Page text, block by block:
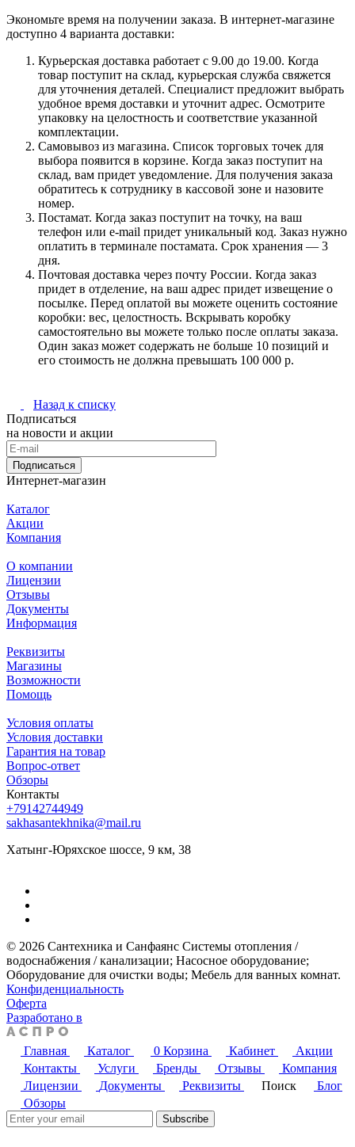
Экономьте время на получении заказа. В интернет-магазине
доступно 4 варианта доставки:
Курьерская доставка работает с 9.00 до 19.00. Когда
товар поступит на склад, курьерская служба свяжется
для уточнения деталей. Специалист предложит выбрать
удобное время доставки и уточнит адрес. Осмотрите
упаковку на целостность и соответствие указанной
комплектации.
Самовывоз из магазина. Список торговых точек для
выбора появится в корзине. Когда заказ поступит на
склад, вам придет уведомление. Для получения заказа
обратитесь к сотруднику в кассовой зоне и назовите
номер.
Постамат. Когда заказ поступит на точку, на ваш
телефон или e-mail придет уникальный код. Заказ нужно
оплатить в терминале постамата. Срок хранения — 3
дня.
Почтовая доставка через почту России. Когда заказ
придет в отделение, на ваш адрес придет извещение о
посылке. Перед оплатой вы можете оценить состояние
коробки: вес, целостность. Вскрывать коробку
самостоятельно вы можете только после оплаты заказа.
Один заказ может содержать не больше 10 позиций и
его стоимость не должна превышать 100 000 р.
Назад к списку
Подписаться
на новости и акции
Подписаться
Интернет-магазин
Каталог
Акции
Компания
О компании
Лицензии
Отзывы
Документы
Информация
Реквизиты
Магазины
Возможности
Помощь
Условия оплаты
Условия доставки
Гарантия на товар
Вопрос-ответ
Обзоры
Контакты
+79142744949
sakhasantekhnika@mail.ru
Хатынг-Юряхское шоссе, 9 км, 38
© 2026 Сантехника и Санфаянс ​Системы отопления /
водоснабжения / канализации; ​Насосное оборудование; ​
Оборудование для очистки воды; ​Мебель для ванных комнат.
Конфиденциальность
Оферта
Разработано в
Главная Каталог 0 Корзина Кабинет
Акции
Контакты
Услуги Бренды Отзывы
Компания
Лицензии
Документы Реквизиты Поиск
Блог
Обзоры
Subscribe